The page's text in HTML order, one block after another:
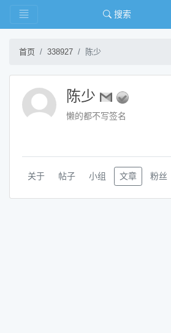
搜索
首页 338927 陈少
陈少
懒的都不写签名
关于 帖子 小组 文章 粉丝